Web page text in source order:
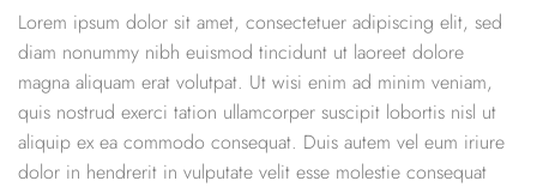
Lorem ipsum dolor sit amet, consectetuer adipiscing elit, sed
diam nonummy nibh euismod tincidunt ut laoreet dolore
magna aliquam erat volutpat. Ut wisi enim ad minim veniam,
quis nostrud exerci tation ullamcorper suscipit lobortis nisl ut
aliquip ex ea commodo consequat. Duis autem vel eum iriure
dolor in hendrerit in vulputate velit esse molestie consequat